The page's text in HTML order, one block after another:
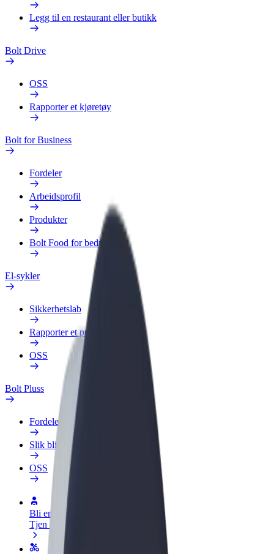
Legg til en restaurant eller butikk
Bolt Drive
OSS
Rapporter et kjøretøy
Bolt for Business
Fordeler
Arbeidsprofil
Produkter
Bolt Food for bedrifter
El-sykler
Sikkerhetslab
Rapporter et problem
OSS
Bolt Pluss
Fordeler
Slik blir du med
OSS
Bli en sjåfør
Tjen penger på egne vilkår